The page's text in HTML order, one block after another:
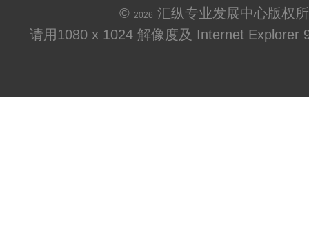
© 2026 汇纵专业发展中心版权
请用1080 x 1024 解像度及 Internet Explorer